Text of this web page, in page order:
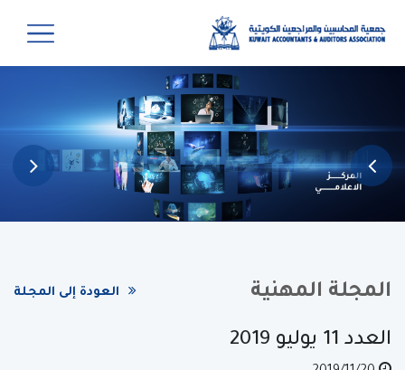
المجلة المهنية العودة إلى المجلة
العدد 11 يوليو 2019